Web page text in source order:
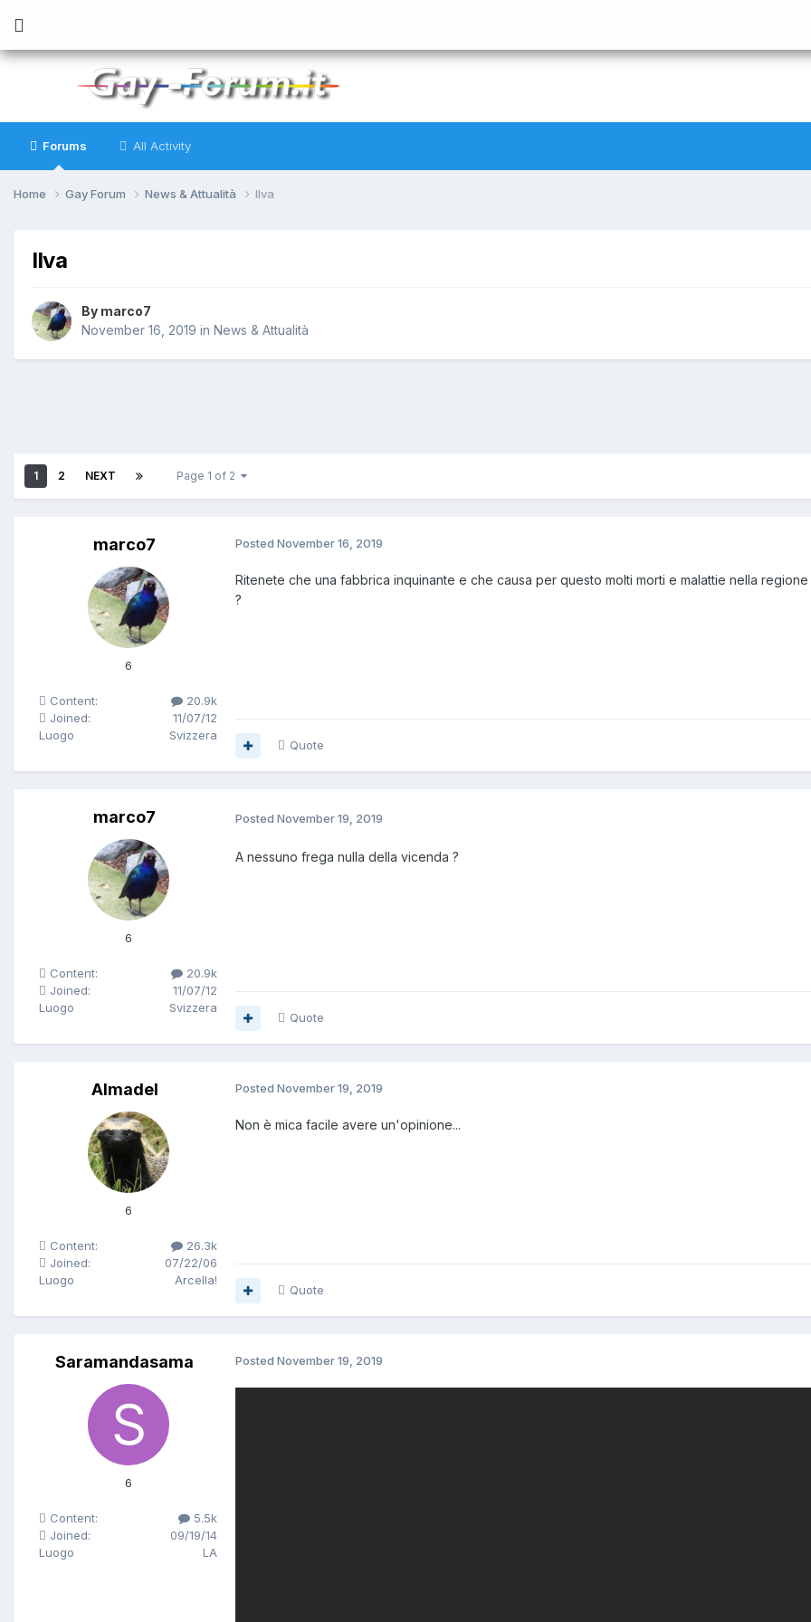
Forums All Activity
Home Gay Forum News & Attualità Ilva
Ilva
By marco7
November 16, 2019 in News & Attualità
1 2 NEXT Page 1 of 2
marco7
6
Content:
20.9k
Joined:
11/07/12
Luogo
Svizzera
Posted November 16, 2019
Ritenete che una fabbrica inquinante e che causa per questo molti morti e malattie nella
?
Quote
marco7
6
Content:
20.9k
Joined:
11/07/12
Luogo
Svizzera
Posted November 19, 2019
A nessuno frega nulla della vicenda ?
Quote
Almadel
6
Content:
26.3k
Joined:
07/22/06
Luogo
Arcella!
Posted November 19, 2019
Non è mica facile avere un'opinione...
Quote
Saramandasama
6
Content:
5.5k
Joined:
09/19/14
Luogo
LA
Posted November 19, 2019